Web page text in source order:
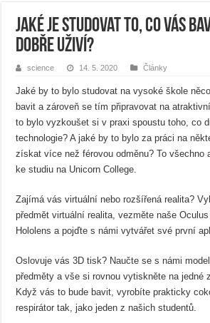
Jaké je studovat to, co vás
dobře uživí?
science 14. 5. 2020 Články
Jaké by to bylo studovat na vysoké škole
bavit a zároveň se tím připravovat na
to bylo vyzkoušet si v praxi spoustu toho, co
technologie? A jaké by to bylo za práci na
získat více než férovou odměnu? To všechno
ke studiu na Unicorn College.
Zajímá vás virtuální nebo rozšířená realita?
předmět virtuální realita, vezměte naše
Hololens a pojďte s námi vytvářet své první
Oslovuje vás 3D tisk? Naučte se s námi
předměty a vše si rovnou vytiskněte na jedné
Když vás to bude bavit, vyrobíte prakticky
respirátor tak, jako jeden z našich studentů.